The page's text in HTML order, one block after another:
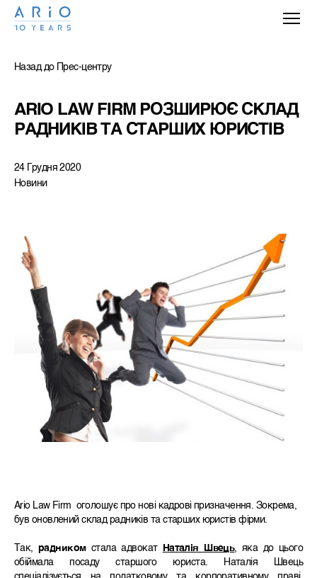
Назад до Прес-центру
ARIO LAW FIRM РОЗШИРЮЄ СКЛАД
РАДНИКІВ ТА СТАРШИХ ЮРИСТІВ
Новини
24 Грудня 2020
Ario Law Firm оголошує про нові кадрові призначення. Зокрема,
був оновлений склад радників та старших юристів фірми.
Так,радникомстала адвокат Наталія Швець, яка до цього
обіймала посаду старшого юриста. Наталія Швець